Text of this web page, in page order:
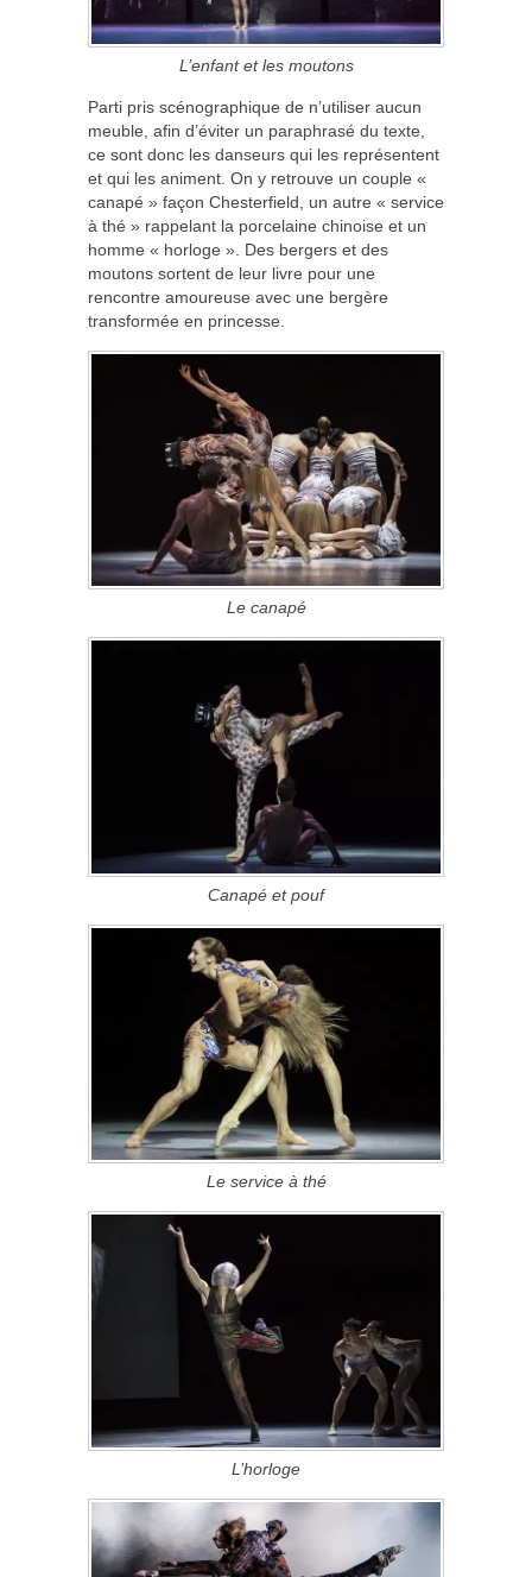
L’enfant et les moutons
Parti pris scénographique de n’utiliser aucun
meuble, afin d’éviter un paraphrasé du texte,
ce sont donc les danseurs qui les représentent
et qui les animent. On y retrouve un couple «
canapé » façon Chesterfield, un autre « service
à thé » rappelant la porcelaine chinoise et un
homme « horloge ». Des bergers et des
moutons sortent de leur livre pour une
rencontre amoureuse avec une bergère
transformée en princesse.
Le canapé
Canapé et pouf
Le service à thé
L’horloge